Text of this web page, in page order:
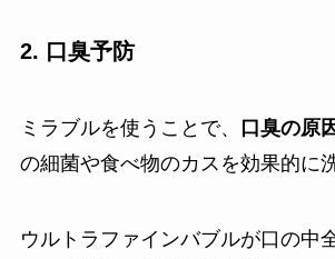
2. 口臭予防
ミラブルを使うことで、 口臭の原
の細菌や食べ物のカスを効果的に
ウルトラファインバブルが口の中